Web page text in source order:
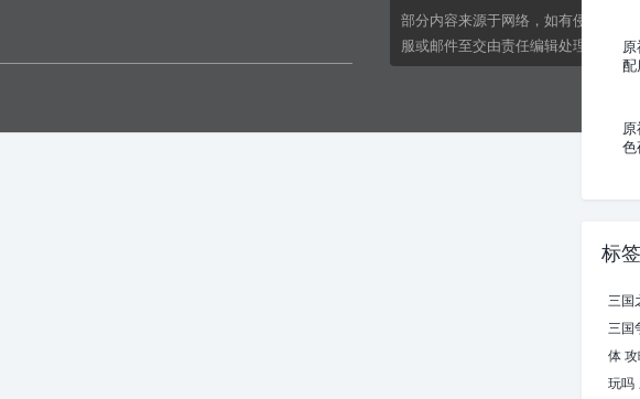
色
标签
三国
三国
体
玩吗
部分内容来源于网络，如有侵权或内
服或邮件至交由责任编辑处理。